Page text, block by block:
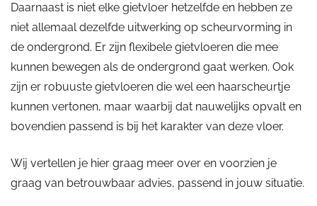
Daarnaast is niet elke gietvloer hetzelfde en hebben ze
niet allemaal dezelfde uitwerking op scheurvorming in
de ondergrond. Er zijn flexibele gietvloeren die mee
kunnen bewegen als de ondergrond gaat werken. Ook
zijn er robuuste gietvloeren die wel een haarscheurtje
kunnen vertonen, maar waarbij dat nauwelijks opvalt en
bovendien passend is bij het karakter van deze vloer.
Wij vertellen je hier graag meer over en voorzien je
graag van betrouwbaar advies, passend in jouw situatie.